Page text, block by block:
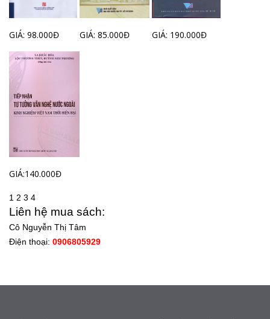
GIÁ: 98.000Đ GIÁ: 85.000Đ GIÁ: 190.000Đ
GIÁ:140.000Đ
1 2 3 4
Liên hệ mua sách:
Cô Nguyễn Thị Tâm
Điện thoại: 0906805929